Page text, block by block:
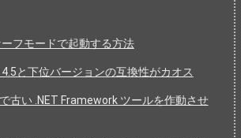
フモードで起動する方法
と下位バージョンの互換性がカオス
古い .NET Framework ツールを作動させ